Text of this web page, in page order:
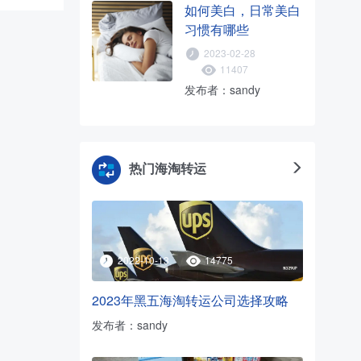
如何美白，日常美白
习惯有哪些
2023-02-28
11407
发布者：sandy
热门海淘转运
2022-10-13 14775
2023年黑五海淘转运公司选择攻略
发布者：sandy